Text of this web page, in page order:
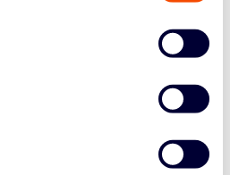
en hand outs.
age